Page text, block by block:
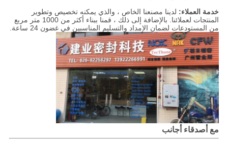
خدمة العملاء: لدينا مصنعنا الخاص ، والذي يمكنه تخصيص وتطوير
المنتجات لعملائنا. بالإضافة إلى ذلك ، قمنا ببناء أكثر من 1000 متر مربع
من المستودعات لضمان الإمداد والتسليم المناسبين في غضون 24 ساعة.
مع أصدقاء أجانب